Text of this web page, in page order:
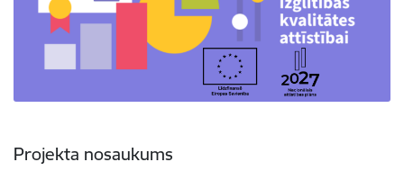
Projekta nosaukums